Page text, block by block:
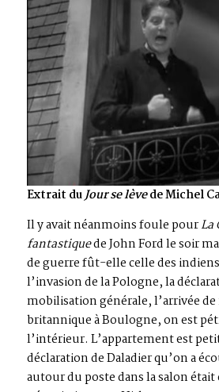
Extrait duJour se lèvede Michel
Il y avait néanmoins foule pourLa
fantastiquede John Ford le soir
de guerre fût-elle celle des
l’invasion de la Pologne, la
mobilisation générale, l’arrivée
britannique à Boulogne, on est
l’intérieur. L’appartement est
déclaration de Daladier qu’on a
autour du poste dans la salon était